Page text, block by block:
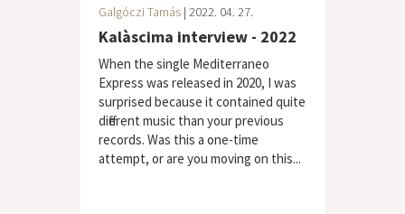
Galgóczi Tamás | 2022. 04. 27.
Kalàscima interview - 2022
When the single Mediterraneo
Express was released in 2020, I was
surprised because it contained quite
different music than your previous
records. Was this a one-time
attempt, or are you moving on this...